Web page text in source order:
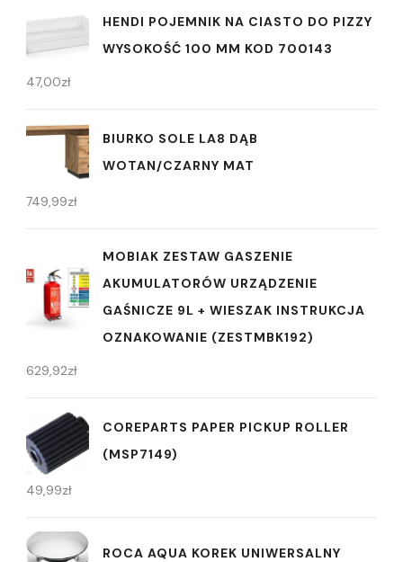
HENDI POJEMNIK NA CIASTO DO PIZZY
WYSOKOŚĆ 100 MM KOD 700143
47,00zł
BIURKO SOLE LA8 DĄB
WOTAN/CZARNY MAT
749,99zł
MOBIAK ZESTAW GASZENIE
AKUMULATORÓW URZĄDZENIE
GAŚNICZE 9L + WIESZAK INSTRUKCJA
OZNAKOWANIE (ZESTMBK192)
629,92zł
COREPARTS PAPER PICKUP ROLLER
(MSP7149)
49,99zł
ROCA AQUA KOREK UNIWERSALNY